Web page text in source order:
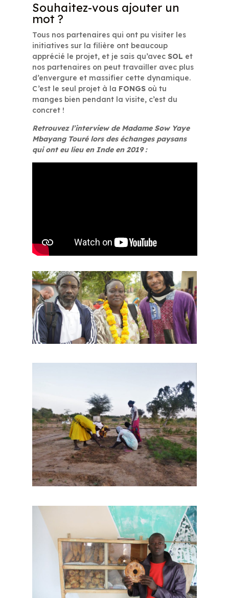
Souhaitez-vous ajouter un
mot ?
Tous nos partenaires qui ont pu visiter les
initiatives sur la filière ont beaucoup
apprécié le projet, et je sais qu’avec SOL et
nos partenaires on peut travailler avec plus
d’envergure et massifier cette dynamique.
C’est le seul projet à la FONGS où tu
manges bien pendant la visite, c’est du
concret !
Retrouvez l’interview de Madame Sow Yaye
Mbayang Touré lors des échanges paysans
qui ont eu lieu en Inde en 2019 :